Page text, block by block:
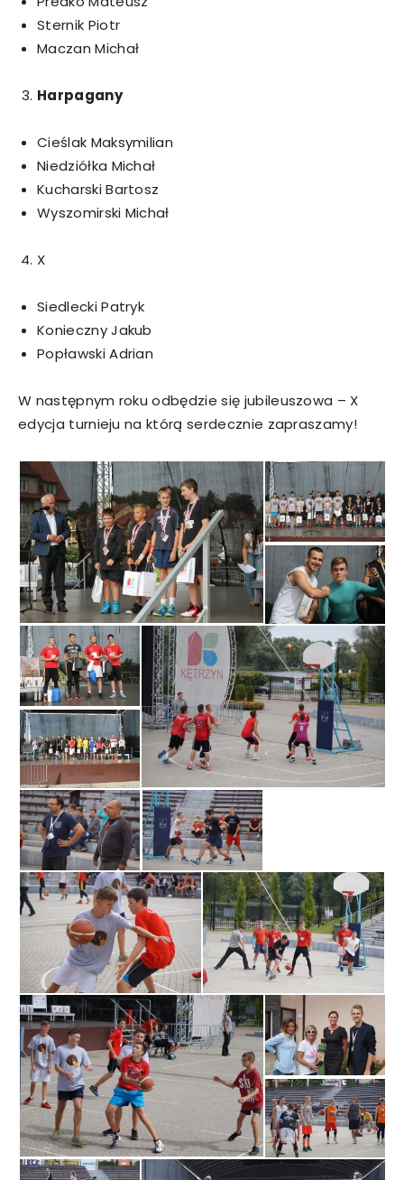
Sternik Piotr
Maczan Michał
Harpagany
Cieślak Maksymilian
Niedziółka Michał
Kucharski Bartosz
Wyszomirski Michał
X
Siedlecki Patryk
Konieczny Jakub
Popławski Adrian
W następnym roku odbędzie się jubileuszowa – X
edycja turnieju na którą serdecznie zapraszamy!